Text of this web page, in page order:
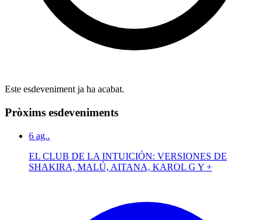
Este esdeveniment ja ha acabat.
Pròxims esdeveniments
6 ag..
EL CLUB DE LA INTUICIÓN: VERSIONES DE
SHAKIRA, MALÚ, AITANA, KAROL G Y +